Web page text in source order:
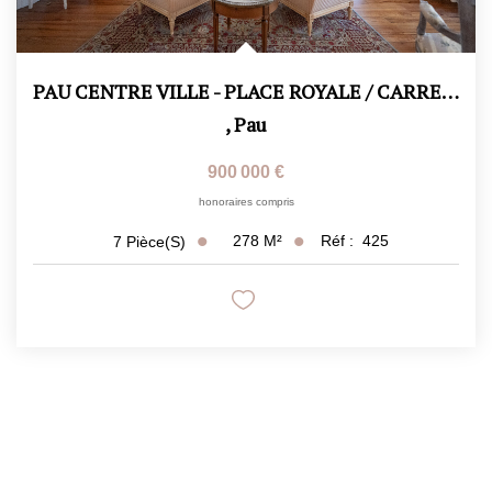
PAU CENTRE VILLE - PLACE ROYALE / CARRE D'OR HISTORIQUE
,Pau
900 000 €
honoraires compris
7 Pièce(s) 278 M² Réf : 425